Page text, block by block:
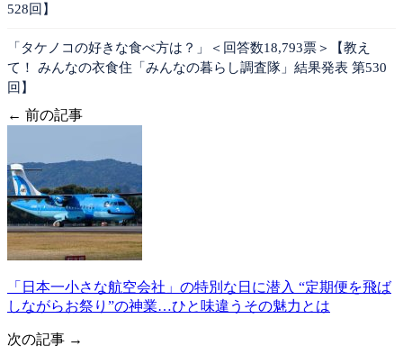
528回】
「タケノコの好きな食べ方は？」＜回答数18,793票＞【教え
て！ みんなの衣食住「みんなの暮らし調査隊」結果発表 第530
回】
← 前の記事
「日本一小さな航空会社」の特別な日に潜入 “定期便を飛ば
しながらお祭り”の神業…ひと味違うその魅力とは
次の記事 →